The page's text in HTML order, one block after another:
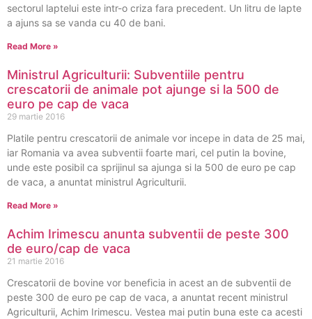
sectorul laptelui este intr-o criza fara precedent. Un litru de lapte
a ajuns sa se vanda cu 40 de bani.
Read More »
Ministrul Agriculturii: Subventiile pentru
crescatorii de animale pot ajunge si la 500 de
euro pe cap de vaca
29 martie 2016
Platile pentru crescatorii de animale vor incepe in data de 25 mai,
iar Romania va avea subventii foarte mari, cel putin la bovine,
unde este posibil ca sprijinul sa ajunga si la 500 de euro pe cap
de vaca, a anuntat ministrul Agriculturii.
Read More »
Achim Irimescu anunta subventii de peste 300
de euro/cap de vaca
21 martie 2016
Crescatorii de bovine vor beneficia in acest an de subventii de
peste 300 de euro pe cap de vaca, a anuntat recent ministrul
Agriculturii, Achim Irimescu. Vestea mai putin buna este ca acesti